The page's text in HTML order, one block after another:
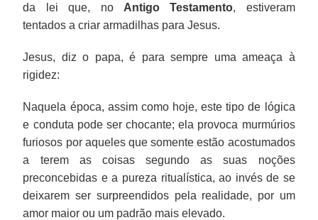
da lei que, no Antigo Testamento, estiveram
tentados a criar armadilhas para Jesus.
Jesus, diz o papa, é para sempre uma ameaça à
rigidez:
Naquela época, assim como hoje, este tipo de lógica
e conduta pode ser chocante; ela provoca murmúrios
furiosos por aqueles que somente estão acostumados
a terem as coisas segundo as suas noções
preconcebidas e a pureza ritualística, ao invés de se
deixarem ser surpreendidos pela realidade, por um
amor maior ou um padrão mais elevado.